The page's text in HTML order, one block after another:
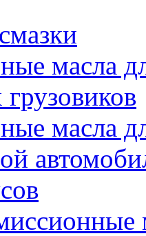
масла
грузовиков
масла